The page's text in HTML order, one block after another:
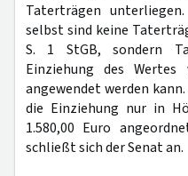
Taterträgen
selbst sind keine
S. 1 StGB, sondern
Einziehung des
angewendet werden
die Einziehung nur in
1.580,00 Euro
schließt sich der Senat an.